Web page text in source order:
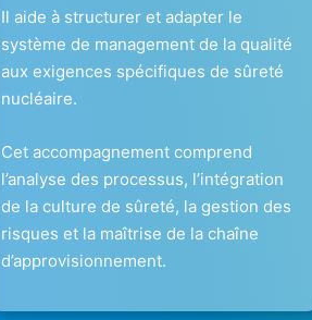
Il aide à structurer et adapter le
système de management de la qualité
aux exigences spécifiques de sûreté
nucléaire.
Cet accompagnement comprend
l’analyse des processus, l’intégration
de la culture de sûreté, la gestion des
risques et la maîtrise de la chaîne
d’approvisionnement.